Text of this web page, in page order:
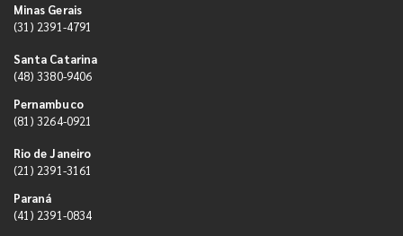
Minas Gerais
(31) 2391-4791
Santa Catarina
(48) 3380-9406
Pernambuco
(81) 3264-0921
Rio de Janeiro
(21) 2391-3161
Paraná
(41) 2391-0834